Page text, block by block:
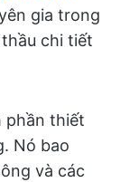
gia trong
chi tiết
phần thiết
Nó bao
và các